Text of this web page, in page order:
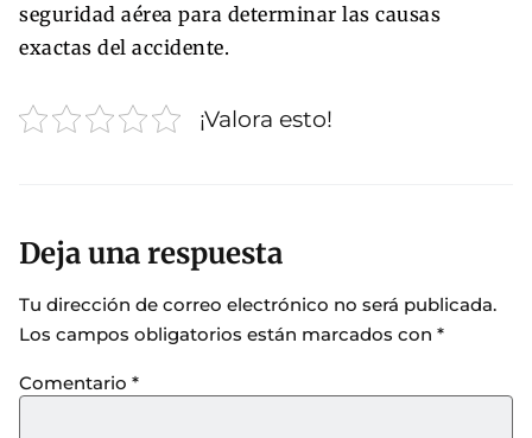
seguridad aérea para determinar las causas
exactas del accidente.
¡Valora esto!
Deja una respuesta
Tu dirección de correo electrónico no será publicada.
Los campos obligatorios están marcados con *
Comentario *